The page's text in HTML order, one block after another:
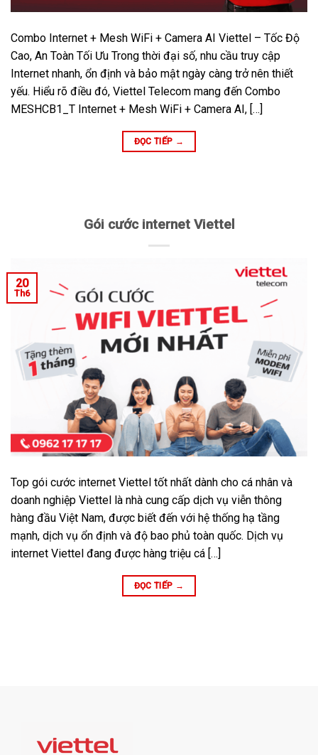
Combo Internet + Mesh WiFi + Camera AI Viettel – Tốc Độ
Cao, An Toàn Tối Ưu Trong thời đại số, nhu cầu truy cập
Internet nhanh, ổn định và bảo mật ngày càng trở nên thiết
yếu. Hiểu rõ điều đó, Viettel Telecom mang đến Combo
MESHCB1_T Internet + Mesh WiFi + Camera AI, […]
ĐỌC TIẾP →
Gói cước internet Viettel
20
Th6
Top gói cước internet Viettel tốt nhất dành cho cá nhân và
doanh nghiệp Viettel là nhà cung cấp dịch vụ viễn thông
hàng đầu Việt Nam, được biết đến với hệ thống hạ tầng
mạnh, dịch vụ ổn định và độ bao phủ toàn quốc. Dịch vụ
internet Viettel đang được hàng triệu cá […]
ĐỌC TIẾP →